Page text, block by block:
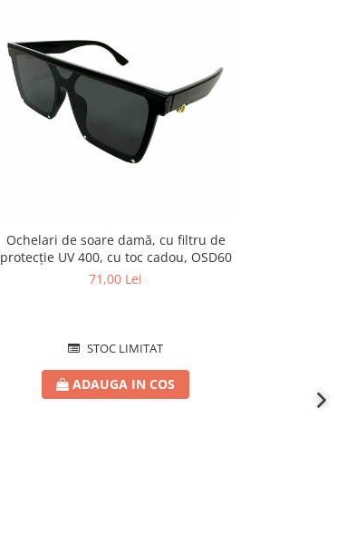
Ochelari de soare damă, cu filtru de
protecție UV 400, cu toc cadou, OSD60
71,00 Lei
STOC LIMITAT
ADAUGA IN COS